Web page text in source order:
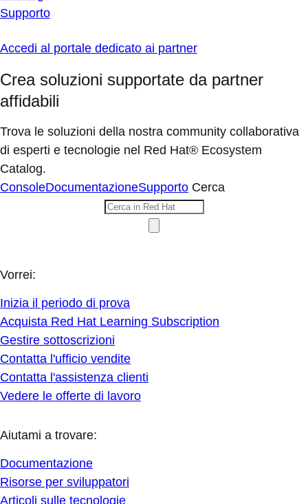
Supporto
Accedi al portale dedicato ai partner
Crea soluzioni supportate da partner
affidabili
Trova le soluzioni della nostra community collaborativa
di esperti e tecnologie nel Red Hat® Ecosystem
Catalog.
ConsoleDocumentazioneSupporto Cerca
Vorrei:
Inizia il periodo di prova
Acquista Red Hat Learning Subscription
Gestire sottoscrizioni
Contatta l'ufficio vendite
Contatta l'assistenza clienti
Vedere le offerte di lavoro
Aiutami a trovare:
Documentazione
Risorse per sviluppatori
Articoli sulle tecnologie